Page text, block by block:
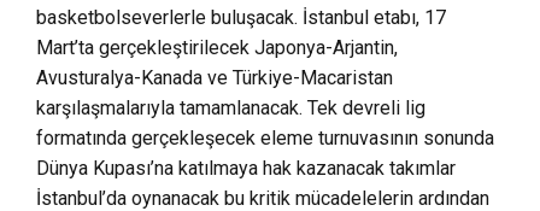
basketbolseverlerle buluşacak. İstanbul etabı, 17
Mart’ta gerçekleştirilecek Japonya-Arjantin,
Avusturalya-Kanada ve Türkiye-Macaristan
karşılaşmalarıyla tamamlanacak. Tek devreli lig
formatında gerçekleşecek eleme turnuvasının sonunda
Dünya Kupası’na katılmaya hak kazanacak takımlar
İstanbul’da oynanacak bu kritik mücadelelerin ardından